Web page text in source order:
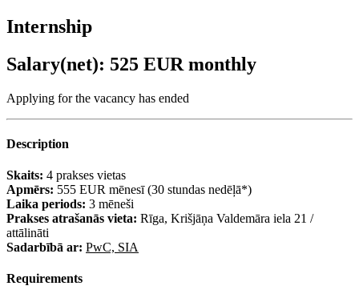
Internship
Salary(net): 525 EUR monthly
Applying for the vacancy has ended
Description
Skaits: 4 prakses vietas
Apmērs: 555 EUR mēnesī (30 stundas nedēļā*)
Laika periods: 3 mēneši
Prakses atrašanās vieta: Rīga, Krišjāņa Valdemāra iela 21 /
attālināti
Sadarbībā ar: PwC, SIA
Requirements